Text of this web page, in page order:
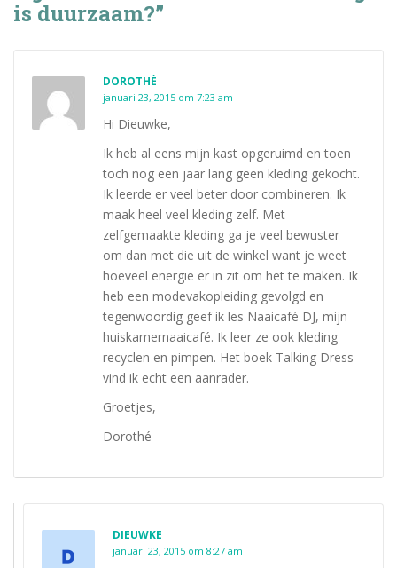
is duurzaam?”
DOROTHÉ
januari 23, 2015 om 7:23 am
Hi Dieuwke,
Ik heb al eens mijn kast opgeruimd en toen
toch nog een jaar lang geen kleding gekocht.
Ik leerde er veel beter door combineren. Ik
maak heel veel kleding zelf. Met
zelfgemaakte kleding ga je veel bewuster
om dan met die uit de winkel want je weet
hoeveel energie er in zit om het te maken. Ik
heb een modevakopleiding gevolgd en
tegenwoordig geef ik les Naaicafé DJ, mijn
huiskamernaaicafé. Ik leer ze ook kleding
recyclen en pimpen. Het boek Talking Dress
vind ik echt een aanrader.
Groetjes,
Dorothé
DIEUWKE
januari 23, 2015 om 8:27 am